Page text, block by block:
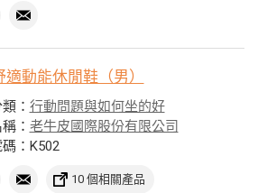
適動能休閒鞋（男）
： 行動問題與如何坐的好
： 老牛皮國際股份有限公司
：K502
10 個相關產品